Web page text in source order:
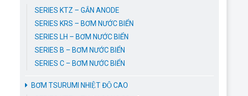
SERIES KTZ – GẮN ANODE
SERIES KRS – BƠM NƯỚC BIỂN
SERIES LH – BƠM NƯỚC BIỂN
SERIES B – BƠM NƯỚC BIỂN
SERIES C – BƠM NƯỚC BIỂN
BƠM TSURUMI NHIỆT ĐỘ CAO